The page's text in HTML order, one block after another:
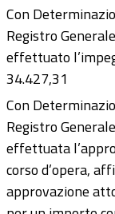
Con
Registro
effettuato
34.427,31
Con
Registro
effettuata
corso d’opera,
approvazione